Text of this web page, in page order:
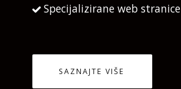
Specijalizirane web stranice
SAZNAJTE VIŠE